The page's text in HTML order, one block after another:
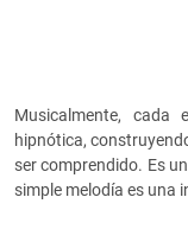
Musicalmente, cada
hipnótica,
ser comprendido. Es
simple melodía es una